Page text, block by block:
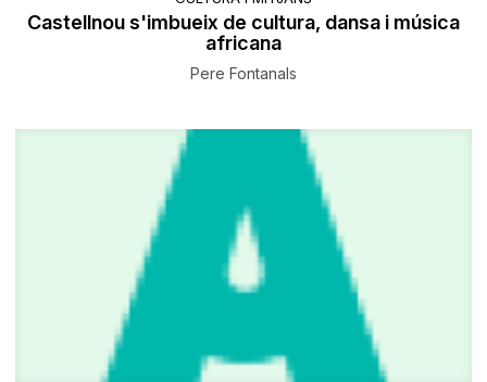
Castellnou s'imbueix de cultura, dansa i música
africana
Pere Fontanals